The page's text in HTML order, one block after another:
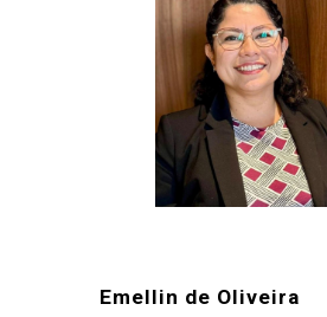
Emellin de Oliveira